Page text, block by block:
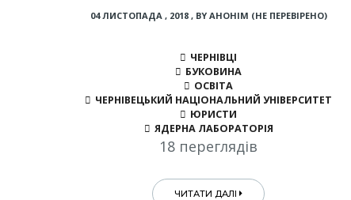
04 ЛИСТОПАДА , 2018, BY АНОНІМ (НЕ ПЕРЕВІРЕНО)
ЧЕРНІВЦІ
БУКОВИНА
ОСВІТА
ЧЕРНІВЕЦЬКИЙ НАЦІОНАЛЬНИЙ УНІВЕРСИТЕТ
ЮРИСТИ
ЯДЕРНА ЛАБОРАТОРІЯ
18 переглядів
ЧИТАТИ ДАЛІ